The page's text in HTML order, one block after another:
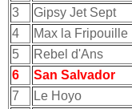
3
Gipsy Jet Sept
4
Max la Fripouille
5
Rebel d'Ans
6
San Salvador
7
Le Hoyo